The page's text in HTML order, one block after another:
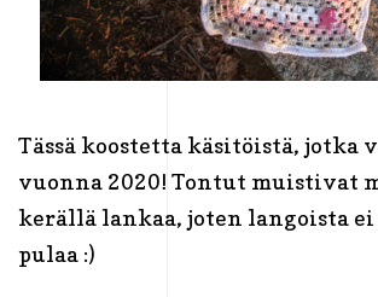
Tässä koostetta käsitöistä, jotka
vuonna 2020! Tontut muistivat
kerällä lankaa, joten langoista
pulaa :)